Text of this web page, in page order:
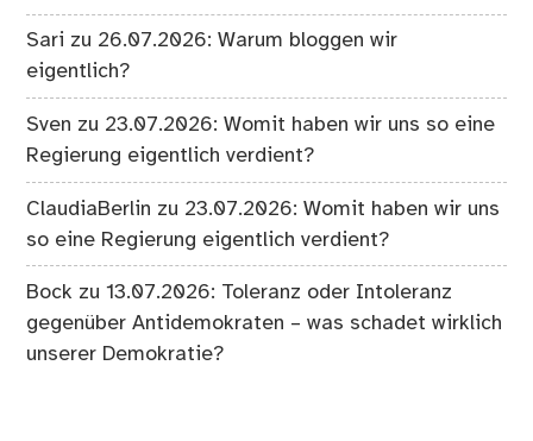
Sari zu 26.07.2026: Warum bloggen wir
eigentlich?
Sven zu 23.07.2026: Womit haben wir uns so eine
Regierung eigentlich verdient?
ClaudiaBerlin zu 23.07.2026: Womit haben wir uns
so eine Regierung eigentlich verdient?
Bock zu13.07.2026: Toleranz oder Intoleranz
gegenüber Antidemokraten – was schadet wirklich
unserer Demokratie?